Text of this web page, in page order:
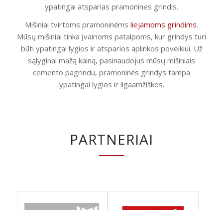
ypatingai atsparias pramonines grindis.
Mišiniai tvirtoms pramoninėms liejamoms grindims.
Mūsų mišiniai tinka įvairioms patalpoms, kur grindys turi
būti ypatingai lygios ir atsparios aplinkos poveikiui. Už
sąlyginai mažą kainą, pasinaudojus mūsų mišiniais
cemento pagrindu, pramoninės grindys tampa
ypatingai lygios ir ilgaamžiškos.
PARTNERIAI